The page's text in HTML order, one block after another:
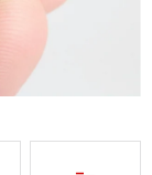
kamenů